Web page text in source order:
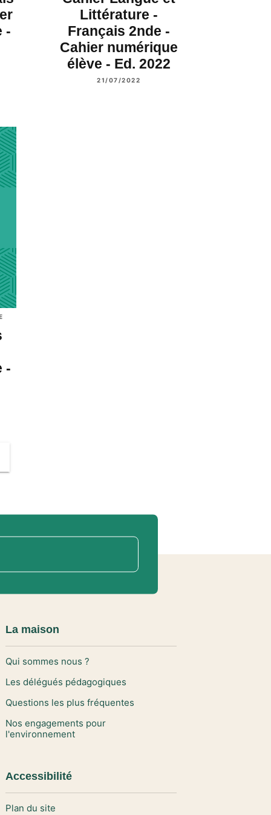
-
Littérature -
Français 2nde -
Cahier numérique
élève - Ed. 2022
21/07/2022
-
La maison
Qui sommes nous ?
Les délégués pédagogiques
Questions les plus fréquentes
Nos engagements pour
l'environnement
Accessibilité
Plan du site